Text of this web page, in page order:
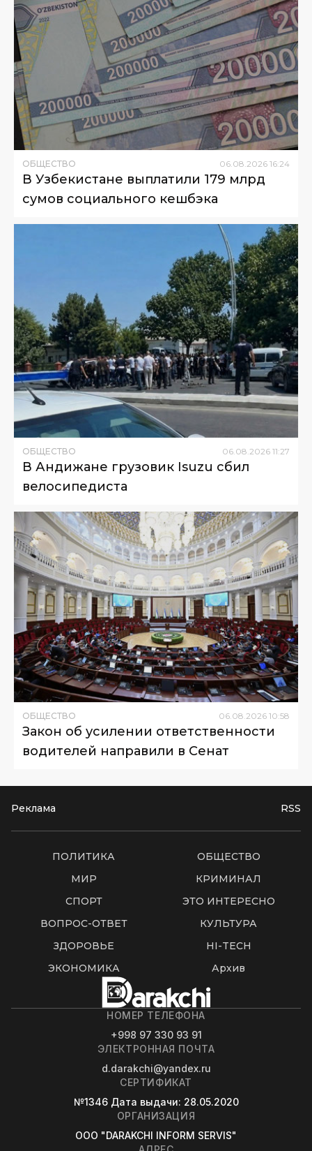
ОБЩЕСТВО 06.08.2026 16:24
В Узбекистане выплатили 179 млрд
сумов социального кешбэка
ОБЩЕСТВО 06.08.2026 11:27
В Андижане грузовик Isuzu сбил
велосипедиста
ОБЩЕСТВО 06 08 2026 10:58
Закон об усилении ответственности
водителей направили в Сенат
Реклама RSS
ПОЛИТИКА
ОБЩЕСТВО
МИР
КРИМИНАЛ
СПОРТ
ЭТО ИНТЕРЕСНО
ВОПРОС-ОТВЕТ
КУЛЬТУРА
ЗДОРОВЬЕ
HI-TECH
ЭКОНОМИКА
Архив
НОМЕР ТЕЛЕФОНА
+998 97 330 93 91
ЭЛЕКТРОННАЯ ПОЧТА
d.darakchi@yandex.ru
СЕРТИФИКАТ
№1346 Дата выдачи: 28.05.2020
ОРГАНИЗАЦИЯ
OOO "DARAKCHI INFORM SERVIS"